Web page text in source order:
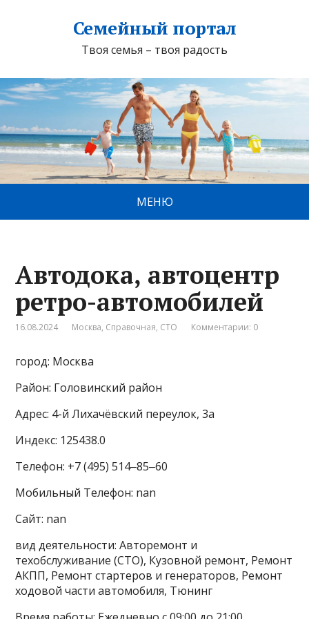
Семейный портал
Твоя семья – твоя радость
МЕНЮ
Автодока, автоцентр
ретро-автомобилей
16.08.2024 Москва, Справочная, СТО Комментарии: 0
город: Москва
Район: Головинский район
Адрес: 4-й Лихачёвский переулок, 3а
Индекс: 125438.0
Телефон: +7 (495) 514‒85‒60
Мобильный Телефон: nan
Сайт: nan
вид деятельности: Авторемонт и
техобслуживание (СТО), Кузовной ремонт, Ремонт
АКПП, Ремонт стартеров и генераторов, Ремонт
ходовой части автомобиля, Тюнинг